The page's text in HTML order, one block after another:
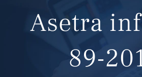
Asetra
89-